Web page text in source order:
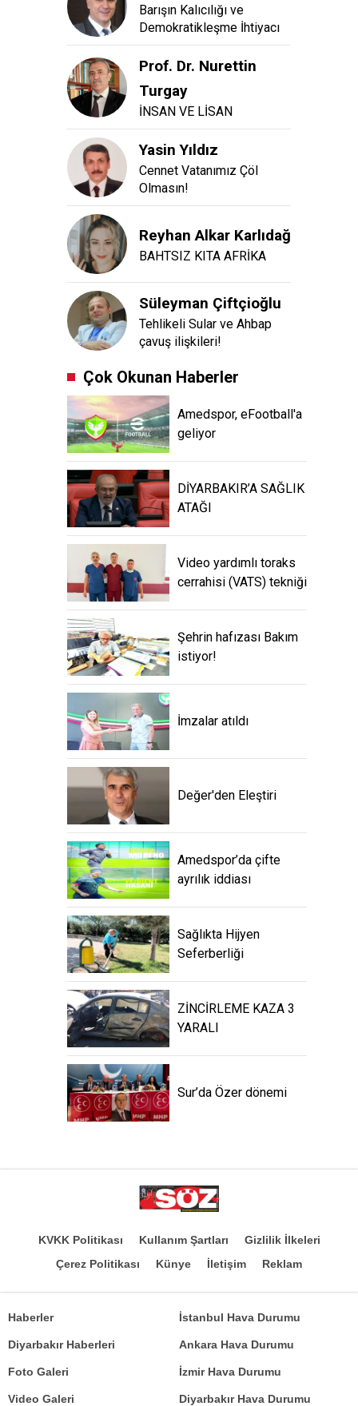
Barışın Kalıcılığı ve
Demokratikleşme İhtiyacı
Prof. Dr. Nurettin
Turgay
İNSAN VE LİSAN
Yasin Yıldız
Cennet Vatanımız Çöl
Olmasın!
Reyhan Alkar Karlıdağ
BAHTSIZ KITA AFRİKA
Süleyman Çiftçioğlu
Tehlikeli Sular ve Ahbap
çavuş ilişkileri!
Çok Okunan Haberler
Amedspor, eFootball'a
geliyor
DİYARBAKIR’A SAĞLIK
ATAĞI
Video yardımlı toraks
cerrahisi (VATS) tekniği
Şehrin hafızası Bakım
istiyor!
İmzalar atıldı
Değer'den Eleştiri
Amedspor’da çifte
ayrılık iddiası
Sağlıkta Hijyen
Seferberliği
ZİNCİRLEME KAZA 3
YARALI
Sur’da Özer dönemi
KVKK Politikası Kullanım Şartları
Gizlilik İlkeleri
Çerez Politikası
Künye İletişim Reklam
Haberler
Diyarbakır Haberleri
Foto Galeri
Video Galeri
İstanbul Hava Durumu
Ankara Hava Durumu
İzmir Hava Durumu
Diyarbakır Hava Durumu